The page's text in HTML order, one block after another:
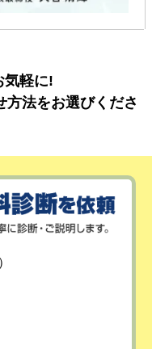
気軽に!
方法をお選びくださ